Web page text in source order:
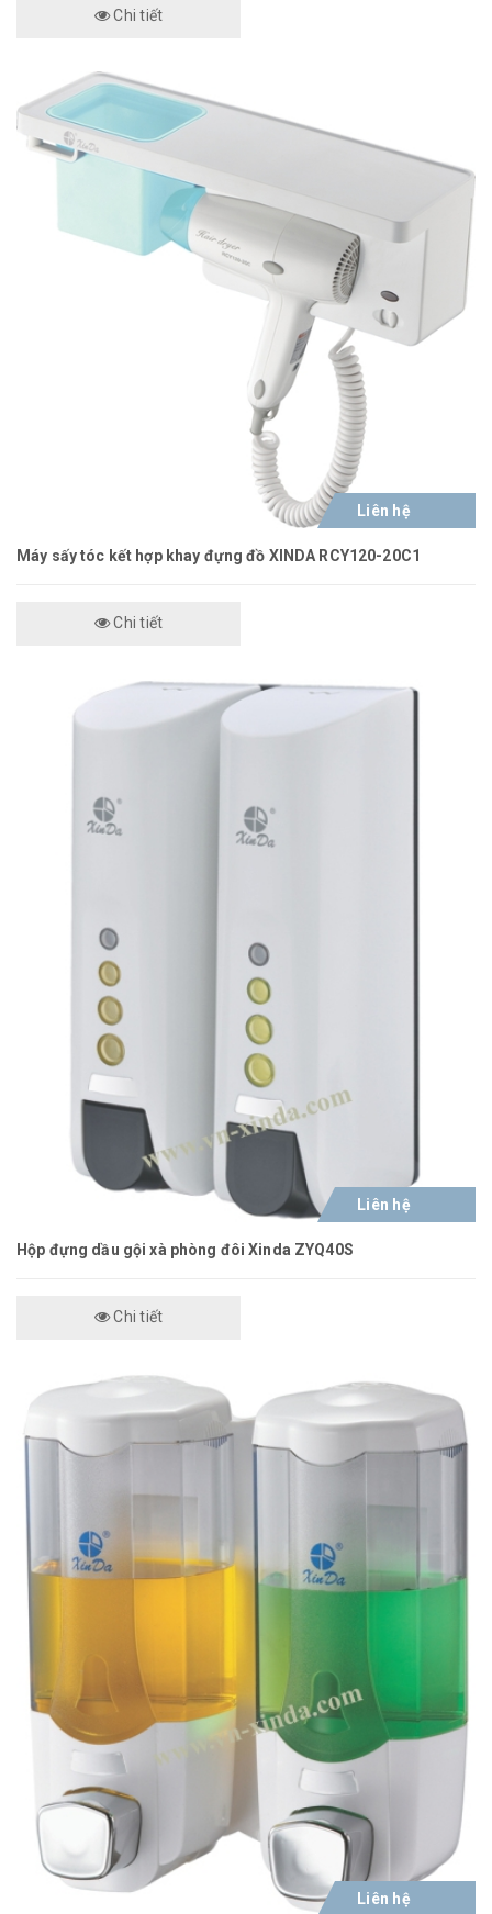
Chi tiết
Liên hệ
Máy sấy tóc kết hợp khay đựng đồ XINDA RCY120-20C1
Chi tiết
Liên hệ
Hộp đựng dầu gội xà phòng đôi Xinda ZYQ40S
Chi tiết
Liên hệ